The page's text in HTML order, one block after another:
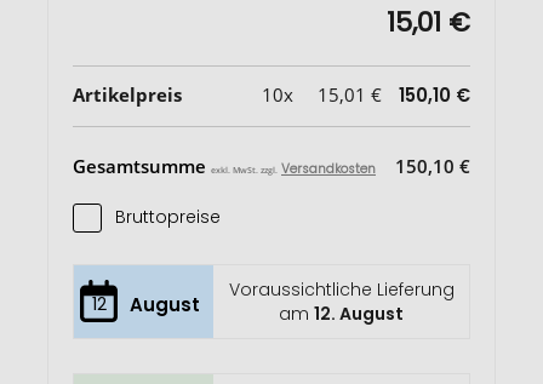
15,01 €
Artikelpreis 10x 15,01 € 150,10 €
Gesamtsumme exkl. MwSt. zzgl. Versandkosten 150,10 €
Bruttopreise
12 August
Voraussichtliche Lieferung
am12. August